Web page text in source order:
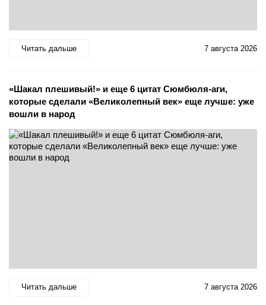
Читать дальше 7 августа 2026
«Шакал плешивый!» и еще 6 цитат Сюмбюля-аги,
которые сделали «Великолепный век» еще лучше: уже
вошли в народ
Читать дальше 7 августа 2026